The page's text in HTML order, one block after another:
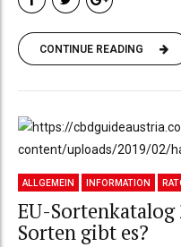
CONTINUE READING
ALLGEMEIN INFORMATION
EU-Sortenkatalog
Sorten gibt es?